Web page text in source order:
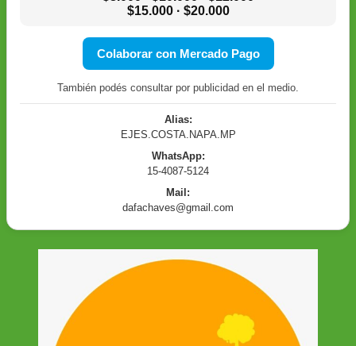
$15.000 · $20.000
Colaborar con Mercado Pago
También podés consultar por publicidad en el medio.
Alias:
EJES.COSTA.NAPA.MP
WhatsApp:
15-4087-5124
Mail:
dafachaves@gmail.com